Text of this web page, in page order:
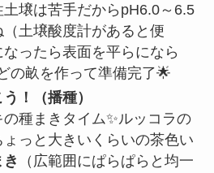
壌は苦手だからpH6.0～6.5
土壌酸度計があると便
ったら表面を平らになら
の畝を作って準備完了🌟
！（播種）
種まきタイム✨ルッコラの
っと大きいくらいの茶色い
（広範囲にぱらぱらと均一